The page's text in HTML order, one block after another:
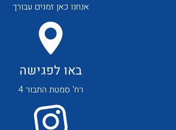
לכל מוצרי היצרן
אנחנו כאן זמנים עבורך
באו לפגישה
רח' סמטת התבור 4